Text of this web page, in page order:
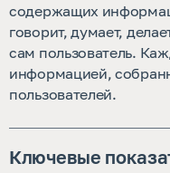
содержащих
говорит, думает,
сам пользователь.
информацией,
пользователей.
Ключевые